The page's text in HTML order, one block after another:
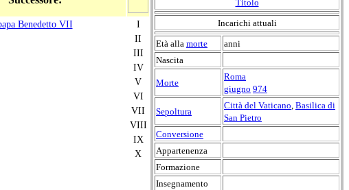
Titolo
Incarichi attuali
Età alla morte
anni
Nascita
Morte
Roma
giugno 974
Sepoltura
Città del Vaticano, Basilica di
San Pietro
Conversione
Appartenenza
Formazione
Insegnamento
Benedetto VII
I
II
III
IV
V
VI
VII
VIII
IX
X